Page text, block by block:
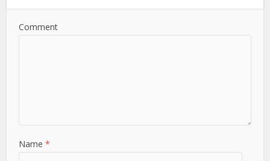
Comment
Name*